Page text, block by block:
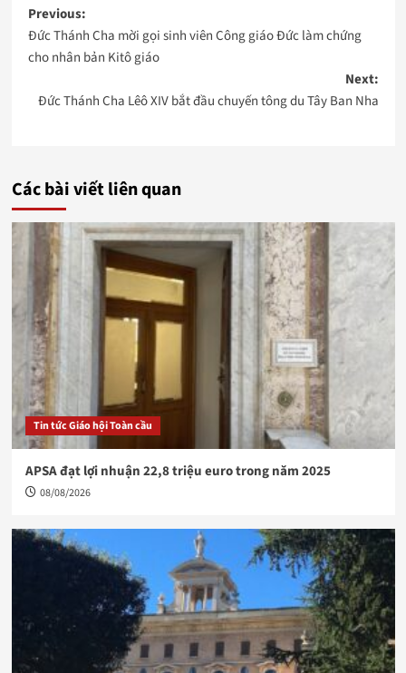
Post
navigation
Previous:
Đức Thánh Cha mời gọi sinh viên Công giáo Đức làm chứng
cho nhân bản Kitô giáo
Next:
Đức Thánh Cha Lêô XIV bắt đầu chuyến tông du Tây Ban Nha
Các bài viết liên quan
Tin tức Giáo hội Toàn cầu
APSA đạt lợi nhuận 22,8 triệu euro trong năm 2025
08/08/2026